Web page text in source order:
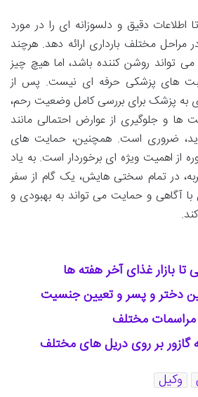
دقیق و دلسوزانه ای را در مورد
مختلف بارداری ارائه دهد. هرچند
تواند روشن کننده باشد، اما هیچ چیز
های پزشکی حرفه ای نیست. پس از
به پزشک برای بررسی کامل وضعیت رحم،
ها و جلوگیری از عوارض احتمالی مانند
ضروری است. همچنین، حمایت های
از اهمیت ویژه ای برخوردار است. به یاد
در تمام سختی هایش، یک گام از سفر
آگاهی و حمایت می تواند به بهبودی و
تا بازار غذای آخر هفته ها
دختر و پسر و تعیین جنسیت
مراسمات مختلف
بر روی دریل های مختلف
وکیل